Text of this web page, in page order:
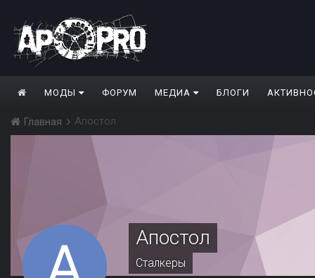
МОДЫ ФОРУМ МЕДИА БЛОГИ
Главная Апостол
Апостол
Сталкеры